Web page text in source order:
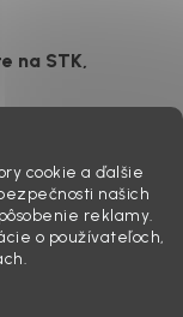
cookie a ďalšie
našich
reklamy.
o používateľoch,
na STK,
svetlomety. Ten
slnko a soľ urobia
to...
naozaj čisté,